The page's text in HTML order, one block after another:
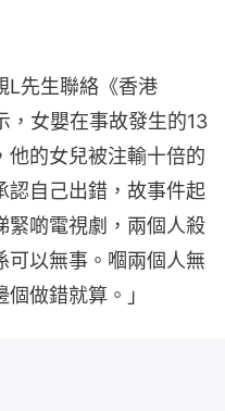
L先生聯絡《香港
，女嬰在事故發生的13
他的女兒被注輸十倍的
認自己出錯，故事件起
緊啲電視劇，兩個人殺
可以無事。嗰兩個人無
做錯就算。」